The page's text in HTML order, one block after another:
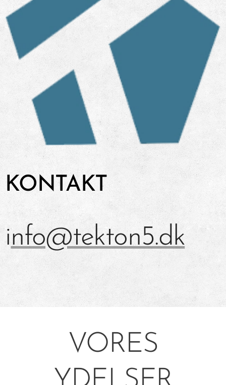
KONTAKT
info@tekton5.dk
VORES